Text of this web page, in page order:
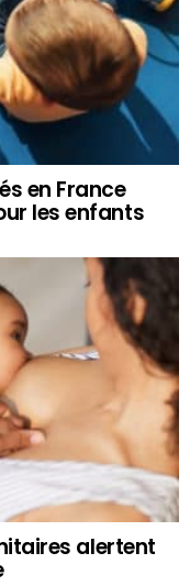
en France
les enfants
alertent